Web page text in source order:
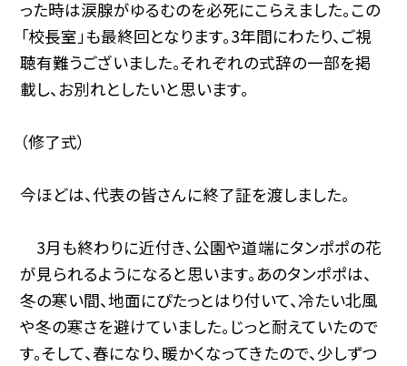
った時は涙腺がゆるむのを必死にこらえました。この
「校長室」も最終回となります。3年間にわたり、ご視
聴有難うございました。それぞれの式辞の一部を掲
載し、お別れとしたいと思います。
（修了式）
今ほどは、代表の皆さんに終了証を渡しました。
3月も終わりに近付き、公園や道端にタンポポの花
が見られるようになると思います。あのタンポポは、
冬の寒い間、地面にぴたっとはり付いて、冷たい北風
や冬の寒さを避けていました。じっと耐えていたので
す。そして、春になり、暖かくなってきたので、少しずつ